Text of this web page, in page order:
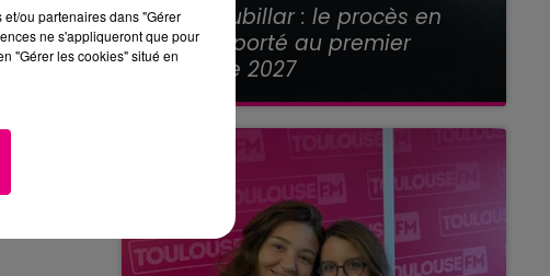
Affaire Jubillar : le procès en
appel reporté au premier
semestre 2027
ou partenaires dans "Gérer
ne s'appliqueront que pour
"Gérer les cookies" situé en